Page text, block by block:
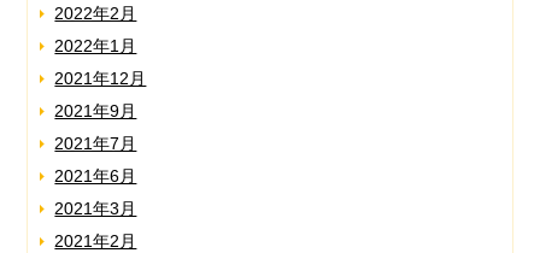
2022年2月
2022年1月
2021年12月
2021年9月
2021年7月
2021年6月
2021年3月
2021年2月